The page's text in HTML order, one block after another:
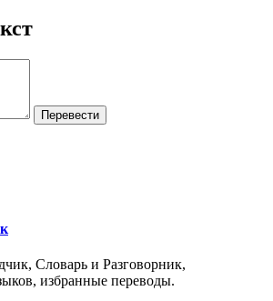
Словарь и Разговорник,
избранные переводы.